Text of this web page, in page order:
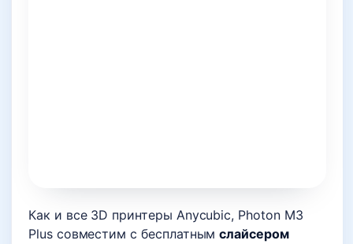
Как и все 3D принтеры Anycubic, Photon M3
Plus совместим с бесплатнымслайсером